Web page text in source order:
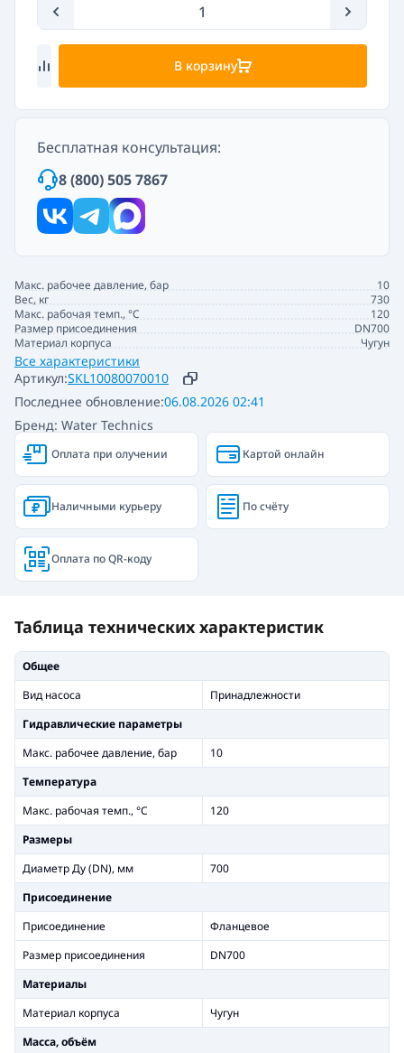
Артикул:SKL10080070010
Бренд: Water Technics
Последнее обновление:06.08.2026 02:41
Макс. рабочее давление, бар
10
Вес, кг
730
Макс. рабочая темп., °С
120
Размер присоединения
DN700
Материал корпуса
Чугун
Все характеристики
В корзину
Бесплатная консультация:
8 (800) 505 7867
Оплата при олучении Картой онлайн
Наличными курьеру По счёту
Оплата по QR-коду
Таблица технических характеристик
Общее
Вид насоса
Принадлежности
Гидравлические параметры
Макс. рабочее давление, бар
10
Температура
Макс. рабочая темп., °С
120
Размеры
Диаметр Ду (DN), мм
700
Присоединение
Присоединение
Фланцевое
Размер присоединения
DN700
Материалы
Материал корпуса
Чугун
Масса, объём